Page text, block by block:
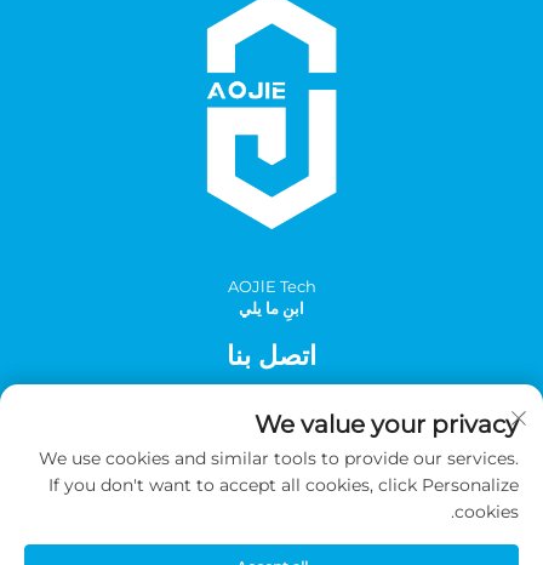
AOJlE Tech
ابنِ ما يلي
اتصل بنا
مينغتشو الصناعية، مقاطعة تونغهوا، قوانغتشو، الصين
الهاتف:+86-2036031688 داخلي 8048
بريد إلكتروني:
We value your privacy
We use cookies and similar tools to provide our services.
If you don't want to accept all cookies, click Personalize
cookies.